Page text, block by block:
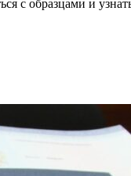
с образцами и